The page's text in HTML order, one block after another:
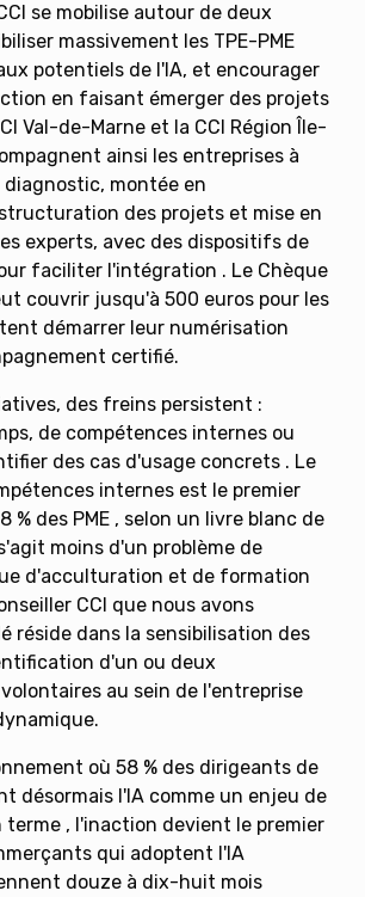
se mobilise autour de deux
massivement les TPE-PME
potentiels de l'IA, et encourager
en faisant émerger des projets
Val-de-Marne et la CCI Région Île-
ainsi les entreprises à
diagnostic, montée en
des projets et mise en
experts, avec des dispositifs de
faciliter l'intégration . Le Chèque
couvrir jusqu'à 500 euros pour les
démarrer leur numérisation
certifié.
des freins persistent :
de compétences internes ou
des cas d'usage concrets . Le
internes est le premier
% des PME , selon un livre blanc de
moins d'un problème de
d'acculturation et de formation
CCI que nous avons
réside dans la sensibilisation des
d'un ou deux
au sein de l'entreprise
où 58 % des dirigeants de
désormais l'IA comme un enjeu de
terme , l'inaction devient le premier
qui adoptent l'IA
douze à dix-huit mois